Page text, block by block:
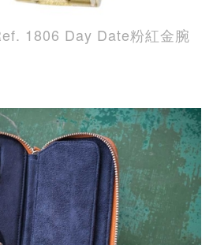
1806 Day Date粉紅金腕